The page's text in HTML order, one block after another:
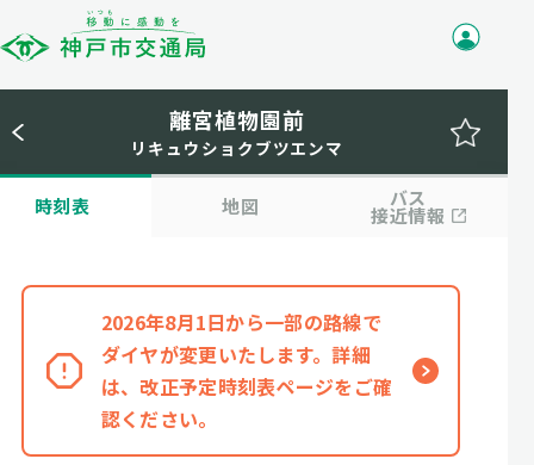
離宮植物園前
リキュウショクブツエンマ
時刻表 地図 バス
接近情報
2026年8月1日から一部の路線で
ダイヤが変更いたします。詳細
は、改正予定時刻表ページをご確
認ください。